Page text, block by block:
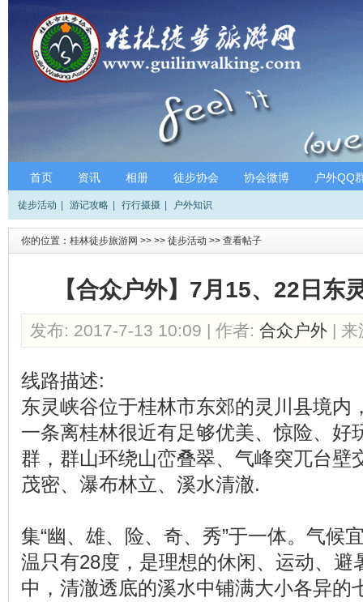
首页 资讯 相册 徒步协会 协会微博 户外QQ
徒步活动 游记攻略 行行摄摄 户外知识
你的位置： 桂林徒步旅游网 >> >> 徒步活动 >> 查看帖子
【合众户外】7月15、22日东
发布: 2017-7-13 10:09 | 作者: 合众户外 |
线路描述:
东灵峡谷位于桂林市东郊的灵川县境内
一条离桂林很近有足够优美、惊险、好
群，群山环绕山峦叠翠、气峰突兀台壁
茂密、瀑布林立、溪水清澈.
集“幽、雄、险、奇、秀”于一体。气候
温只有28度，是理想的休闲、运动、避
中，清澈透底的溪水中铺满大小各异的